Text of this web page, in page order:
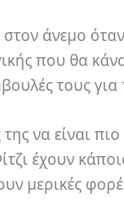
άνεμο
που θα
τους για
να είναι
έχουν
μερικές